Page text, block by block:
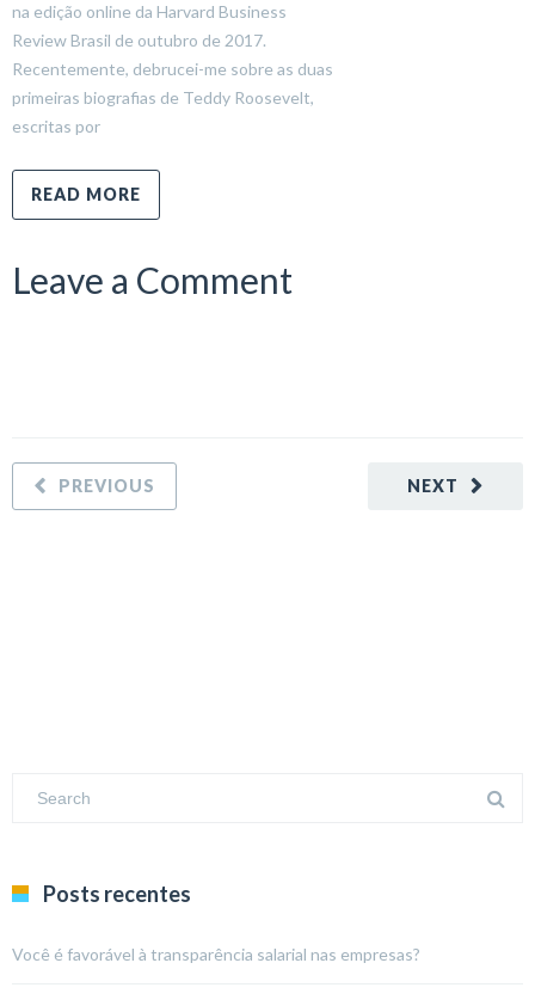
na edição online da Harvard Business
Review Brasil de outubro de 2017.
Recentemente, debrucei-me sobre as duas
primeiras biografias de Teddy Roosevelt,
escritas por
READ MORE
Leave a Comment
NEXT
PREVIOUS
Posts recentes
Você é favorável à transparência salarial nas empresas?